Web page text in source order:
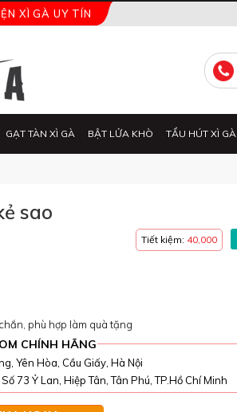
XÌ GÀ UY TÍN
GẠT TÀN XÌ GÀ BẬT LỬA KHÒ TẨU HÚT XÌ GÀ
sao
Tiết kiệm: 40,000
phù hợp làm quà tặng
CHÍNH HÃNG
Yên Hòa, Cầu Giấy, Hà Nội
73 Ỷ Lan, Hiệp Tân, Tân Phú, TP.Hồ Chí Minh